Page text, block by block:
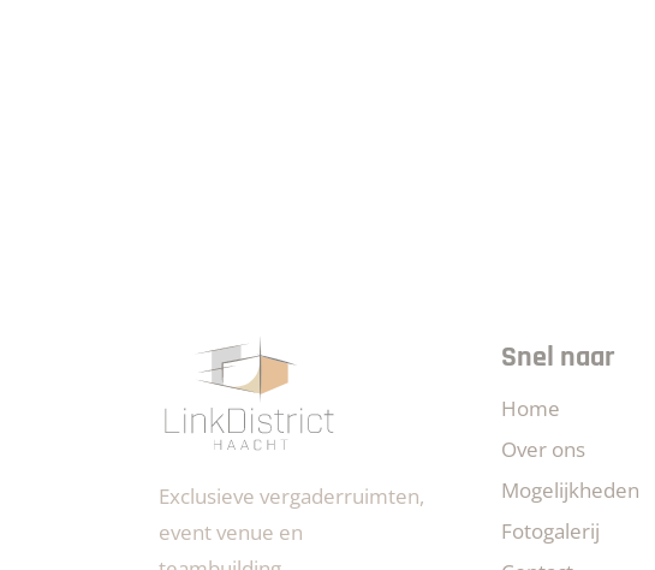
Exclusieve vergaderruimten,
event venue en
Snel naar
Home
Over ons
Mogelijkheden
Fotogalerij